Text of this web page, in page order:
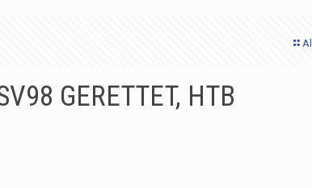
GERETTET, HTB